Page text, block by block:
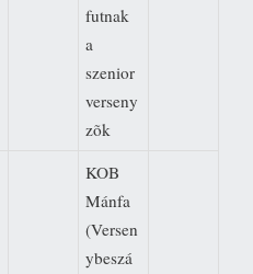
futnak
a
szenior
verseny
zõk
KOB
Mánfa
(Versen
ybeszá